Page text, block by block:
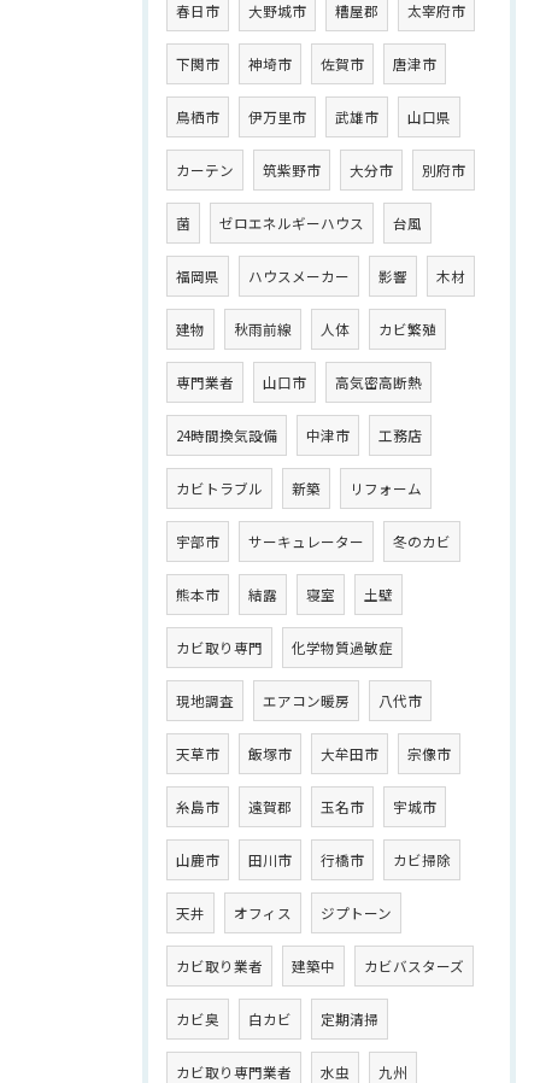
春日市 大野城市 糟屋郡 太宰府市
下関市 神埼市 佐賀市 唐津市
鳥栖市 伊万里市 武雄市 山口県
カーテン 筑紫野市 大分市 別府市
菌 ゼロエネルギーハウス 台風
福岡県 ハウスメーカー 影響 木材
建物 秋雨前線 人体 カビ繁殖
専門業者 山口市 高気密高断熱
24時間換気設備 中津市 工務店
カビトラブル 新築 リフォーム
宇部市 サーキュレーター 冬のカビ
熊本市 結露 寝室 土壁
カビ取り専門 化学物質過敏症
現地調査 エアコン暖房 八代市
天草市 飯塚市 大牟田市 宗像市
糸島市 遠賀郡 玉名市 宇城市
山鹿市 田川市 行橋市 カビ掃除
天井 オフィス ジプトーン
カビ取り業者 建築中 カビバスターズ
カビ臭 白カビ 定期清掃
カビ取り専門業者 水虫 九州